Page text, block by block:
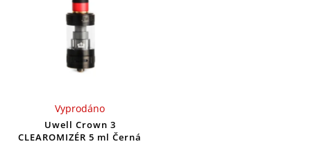
Uwell Crown 3
CLEAROMIZÉR 5 ml Černá
Vyprodáno